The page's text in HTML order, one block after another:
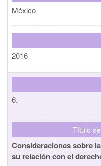
México
2016
6.
Título
Consideraciones sobre
su relación con el